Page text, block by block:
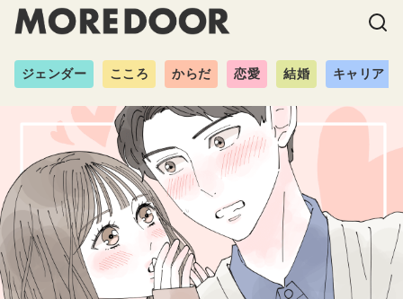
ジェンダー こころ からだ 恋愛 結婚 キャリア